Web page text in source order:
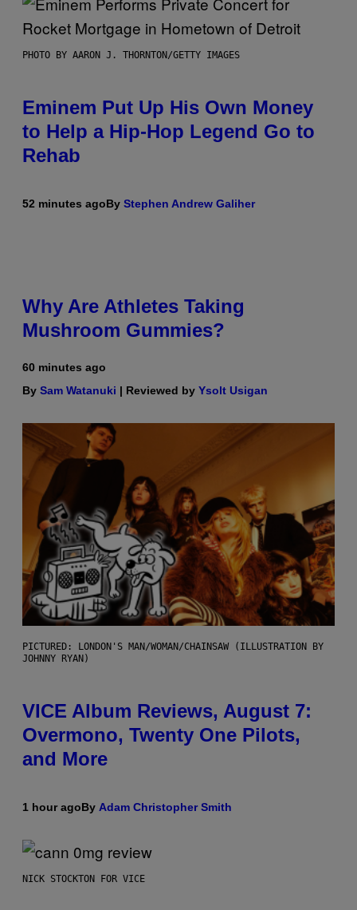
PHOTO BY AARON J. THORNTON/GETTY IMAGES
Eminem Put Up His Own Money
to Help a Hip-Hop Legend Go to
Rehab
52 minutes agoBy Stephen Andrew Galiher
Why Are Athletes Taking
Mushroom Gummies?
60 minutes ago
By Sam Watanuki | Reviewed by Ysolt Usigan
PICTURED: LONDON'S MAN/WOMAN/CHAINSAW (ILLUSTRATION BY
JOHNNY RYAN)
VICE Album Reviews, August 7:
Overmono, Twenty One Pilots,
and More
1 hour agoBy Adam Christopher Smith
NICK STOCKTON FOR VICE